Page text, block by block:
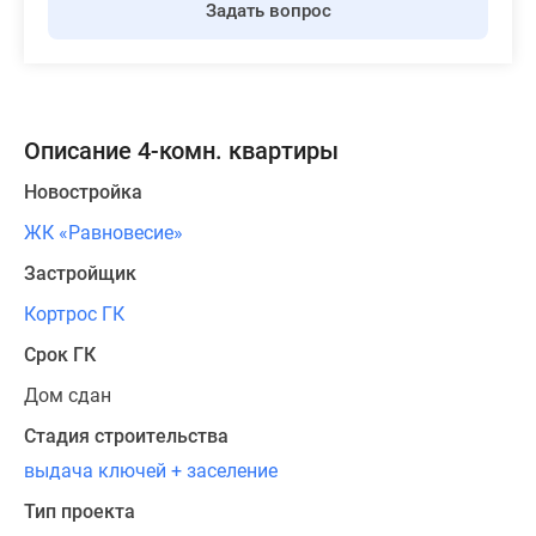
Задать вопрос
Описание 4-комн. квартиры
Новостройка
ЖК «Равновесие»
Застройщик
Кортрос ГК
Срок ГК
Дом сдан
Стадия строительства
выдача ключей + заселение
Тип проекта